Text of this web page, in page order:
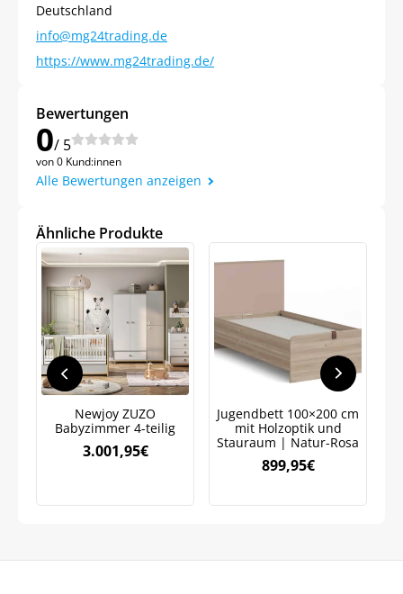
Deutschland
info@mg24trading.de
https://www.mg24trading.de/
Bewertungen
0/ 5
von 0 Kund:innen
Alle Bewertungen anzeigen
Ähnliche Produkte
Newjoy ZUZO
Babyzimmer 4-teilig
3.001,95€
Jugendbett 100×200 cm
mit Holzoptik und
Stauraum | Natur-Rosa
899,95€
Jetzt5% Rabatt
Meinen Code senden
Bleiben Sie auf dem Laufenden über
Neuigkeiten und Angebote.
Marketingkommunikation verarbeiten. Lesen Sie unsere
Datenschutzrichtlinie.